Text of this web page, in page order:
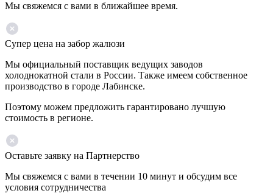
Мы свяжемся с вами в ближайшее время.
Супер цена на забор жалюзи
Мы официальный поставщик ведущих заводов
холоднокатной стали в России. Также имеем собственное
производство в городе Лабинске.
Поэтому можем предложить гарантировано лучшую
стоимость в регионе.
Оставьте заявку на Партнерство
Мы свяжемся с вами в течении 10 минут и обсудим все
условия сотрудничества